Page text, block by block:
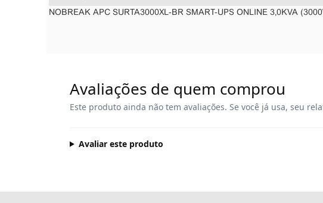
NOBREAK APC SURTA3000XL-BR SMART-UPS ONLINE 3,0KVA
Avaliações de quem comprou
Este produto ainda não tem avaliações. Se você já usa, seu
Avaliar este produto